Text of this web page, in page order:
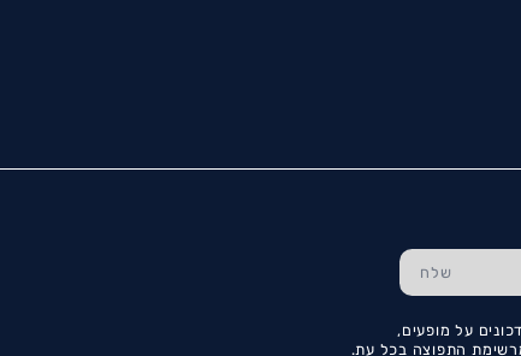
על מופעים,
מרשימת התפוצה בכל עת.